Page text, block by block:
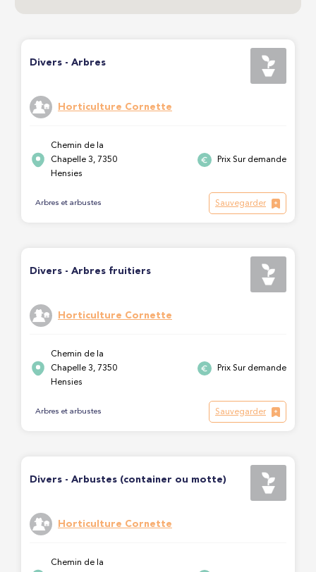
Divers - Arbres
Horticulture Cornette
Chemin de la
Chapelle 3, 7350
Hensies
Prix Sur demande
Arbres et arbustes Sauvegarder
Divers - Arbres fruitiers
Horticulture Cornette
Chemin de la
Chapelle 3, 7350
Hensies
Prix Sur demande
Arbres et arbustes Sauvegarder
Divers - Arbustes (container ou motte)
Horticulture Cornette
Chemin de la